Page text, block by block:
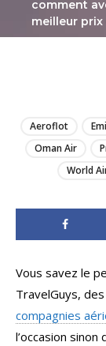
comment
meilleur
Aeroflot
Oman Air
World
Vous savez le
TravelGuys, des
compagnies
l’occasion